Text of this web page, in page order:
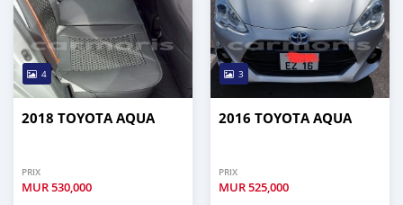
4
2018 TOYOTA AQUA
PRIX
MUR530,000
3
2016 TOYOTA AQUA
PRIX
MUR525,000